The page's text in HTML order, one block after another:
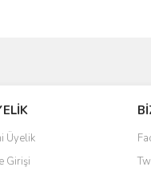
Üyelik
Girişi